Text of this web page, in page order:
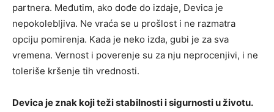
partnera. Međutim, ako dođe do izdaje, Devica je
nepokolebljiva. Ne vraća se u prošlost i ne razmatra
opciju pomirenja. Kada je neko izda, gubi je za sva
vremena. Vernost i poverenje su za nju neprocenjivi, i ne
toleriše kršenje tih vrednosti.
Devica je znak koji teži stabilnosti i sigurnosti u životu.